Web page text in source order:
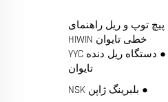
پیچ توپ و ریل راهنمای
خطی تایوان HIWIN
● دستگاه ریل دنده YYC
تایوان
● بلبرینگ ژاپن NSK